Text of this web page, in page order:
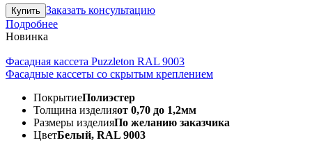
Заказать консультацию
Подробнее
Новинка
Фасадная кассета Puzzleton RAL 9003
Фасадные кассеты со скрытым креплением
ПокрытиеПолиэстер
Толщина изделияот 0,70 до 1,2мм
Размеры изделияПо желанию заказчика
ЦветБелый, RAL 9003